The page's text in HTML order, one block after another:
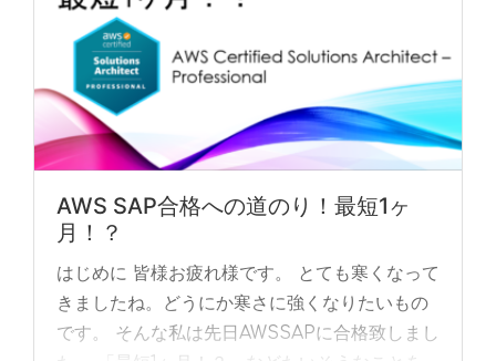
AWS SAP合格への道のり！最短1ヶ
月！？
はじめに 皆様お疲れ様です。 とても寒くなって
きましたね。どうにか寒さに強くなりたいもの
です。 そんな私は先日AWSSAPに合格致しまし